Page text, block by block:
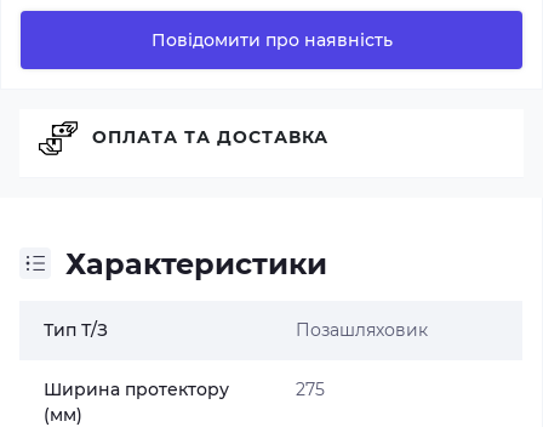
Повідомити про наявність
Характеристики
Тип Т/З Позашляховик
Ширина протектору
(мм)
275
ОПЛАТА ТА ДОСТАВКА